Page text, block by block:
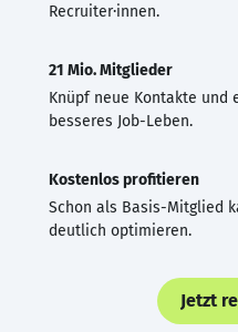
Recruiter·innen.
21 Mio. Mitglieder
Knüpf neue Kontakte und
besseres Job-Leben.
Kostenlos profitieren
Schon als Basis-Mitglied
deutlich optimieren.
Jetzt